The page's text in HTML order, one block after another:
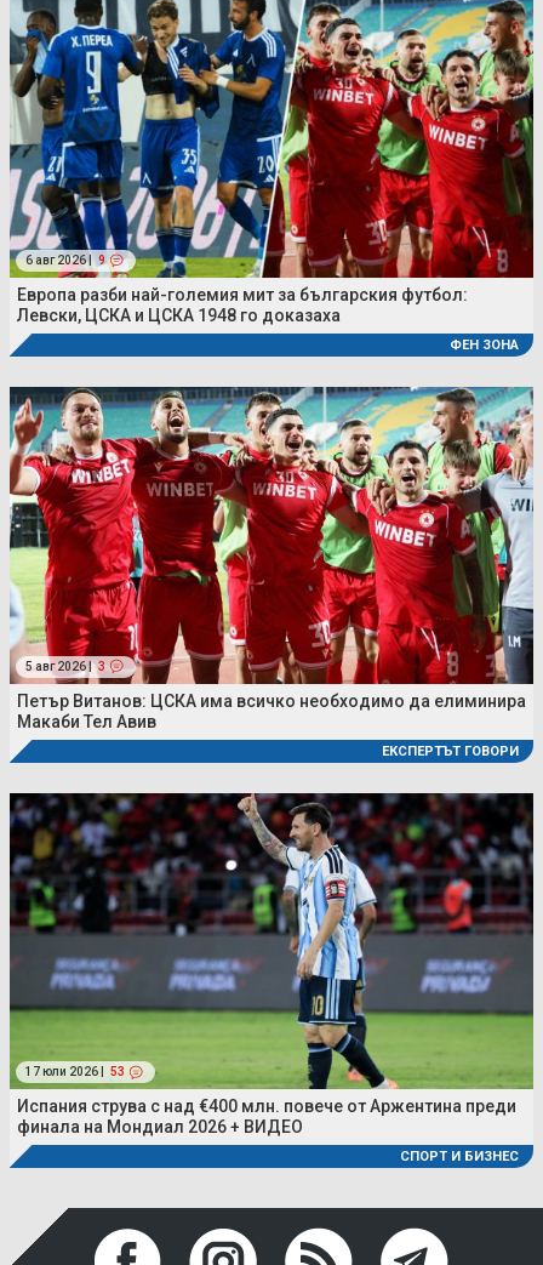
6 авг 2026 | 9
Европа разби най-големия мит за българския футбол:
Левски, ЦСКА и ЦСКА 1948 го доказаха
ФЕН ЗОНА
5 авг 2026 | 3
Петър Витанов: ЦСКА има всичко необходимо да елиминира
Макаби Тел Авив
ЕКСПЕРТЪТ ГОВОРИ
17 юли 2026 | 53
Испания струва с над €400 млн. повече от Аржентина преди
финала на Мондиал 2026 + ВИДЕО
СПОРТ И БИЗНЕС